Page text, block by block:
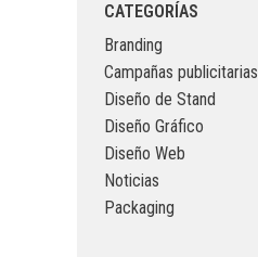
CATEGORÍAS
Branding
Campañas publicitarias
Diseño de Stand
Diseño Gráfico
Diseño Web
Noticias
Packaging